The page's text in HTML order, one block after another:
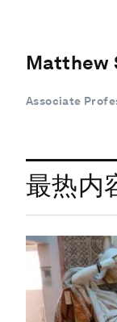
Matthew
Associate
最热内